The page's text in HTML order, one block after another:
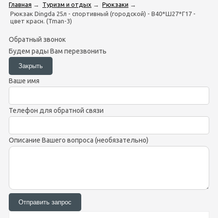
Главная → Туризм и отдых → Рюкзаки →
Рюкзак Dingda 25л - спортивный (городской) - В40*Ш27*Г17 -
цвет красн. (Tman-3)
Обратный звонок
Будем рады Вам перезвонить
Ваше имя
Телефон для обратной связи
Описание Вашего вопроса (необязательно)